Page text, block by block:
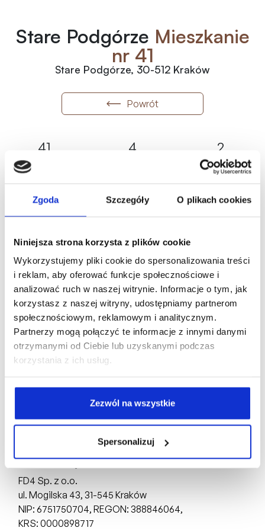
Zgoda Szczegóły O plikach cookies
Niniejsza strona korzysta z plików cookie
Wykorzystujemy pliki cookie do spersonalizowania treści
i reklam, aby oferować funkcje społecznościowe i
analizować ruch w naszej witrynie. Informacje o tym, jak
korzystasz z naszej witryny, udostępniamy partnerom
społecznościowym, reklamowym i analitycznym.
Partnerzy mogą połączyć te informacje z innymi danymi
otrzymanymi od Ciebie lub uzyskanymi podczas
korzystania z ich usług.
Zezwól na wszystkie
Spersonalizuj
Stare Podgórze Mieszkanie
nr 41
Stare Podgórze, 30-512 Kraków
Powrót
Numer
41 4
Pokoje
2
Rezerwacja
1 842 360.00
Oferta indywidualna
Karta mieszkania
Biuro Sprzedaży:
ul. Mogilska 43,31-545 Kraków
Deweloper:
FD4 Sp. z o.o.
ul. Mogilska 43, 31-545 Kraków
NIP: 6751750704, REGON: 388846064,
KRS: 0000898717